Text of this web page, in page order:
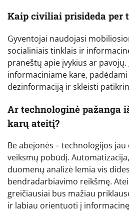
Kaip civiliai prisideda per
Gyventojai naudojasi
socialiniais tinklais ir
praneštų apie įvykius ar pavojų.
informaciniame kare,
dezinformaciją ir skleisti
Ar technologinė pažanga
karų ateitį?
Be abejonės – technologijos
veiksmų pobūdį.
duomenų analizė lemia vis
bendradarbiavimo reikšmę.
greičiausiai bus mažiau
ir labiau orientuoti į